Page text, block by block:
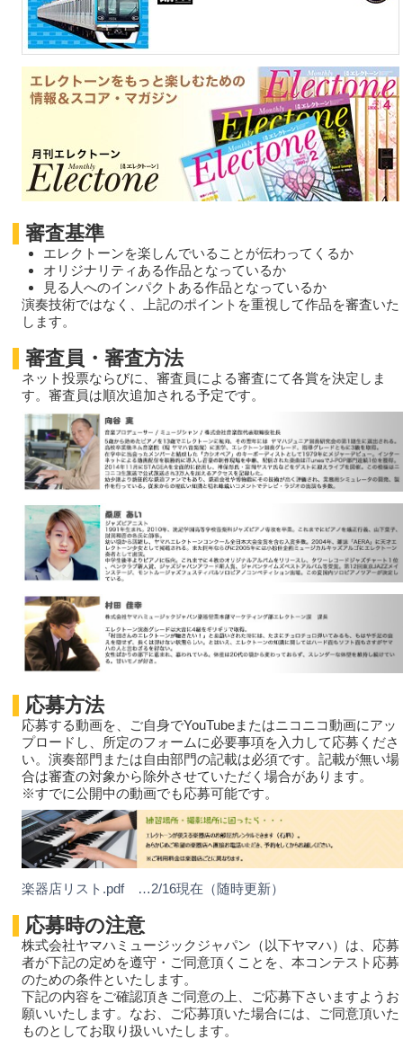
審査基準
エレクトーンを楽しんでいることが伝わってくるか
オリジナリティある作品となっているか
見る人へのインパクトある作品となっているか
演奏技術ではなく、上記のポイントを重視して作品を審査いた
します。
審査員・審査方法
ネット投票ならびに、審査員による審査にて各賞を決定しま
す。審査員は順次追加される予定です。
応募方法
応募する動画を、ご自身でYouTubeまたはニコニコ動画にアッ
プロードし、所定のフォームに必要事項を入力して応募くださ
い。 演奏部門または自由部門の記載は必須です。 記載が無い場
合は審査の対象から除外させていただく場合があります。
※すでに公開中の動画でも応募可能です。
楽器店リスト.pdf …2/16現在（随時更新）
応募時の注意
株式会社ヤマハミュージックジャパン（以下ヤマハ）は、応募
者が下記の定めを遵守・ご同意頂くことを、本コンテスト応募
のための条件といたします。
下記の内容をご確認頂きご同意の上、ご応募下さいますようお
願いいたします。なお、ご応募頂いた場合には、ご同意頂いた
ものとしてお取り扱いいたします。